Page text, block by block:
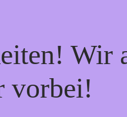
Wir
vorbei!